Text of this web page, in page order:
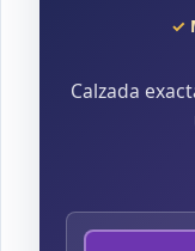
Calzada